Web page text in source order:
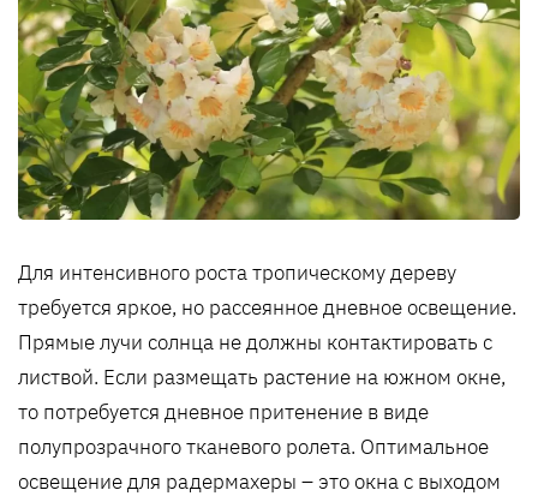
Для интенсивного роста тропическому дереву
требуется яркое, но рассеянное дневное освещение.
Прямые лучи солнца не должны контактировать с
листвой. Если размещать растение на южном окне,
то потребуется дневное притенение в виде
полупрозрачного тканевого ролета. Оптимальное
освещение для радермахеры – это окна с выходом